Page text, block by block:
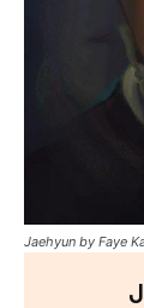
Jaehyun by Faye